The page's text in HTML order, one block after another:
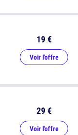
29 €
Voir l'offre
19 €
Voir l'offre